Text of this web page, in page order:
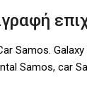
Samos.
Samos, car